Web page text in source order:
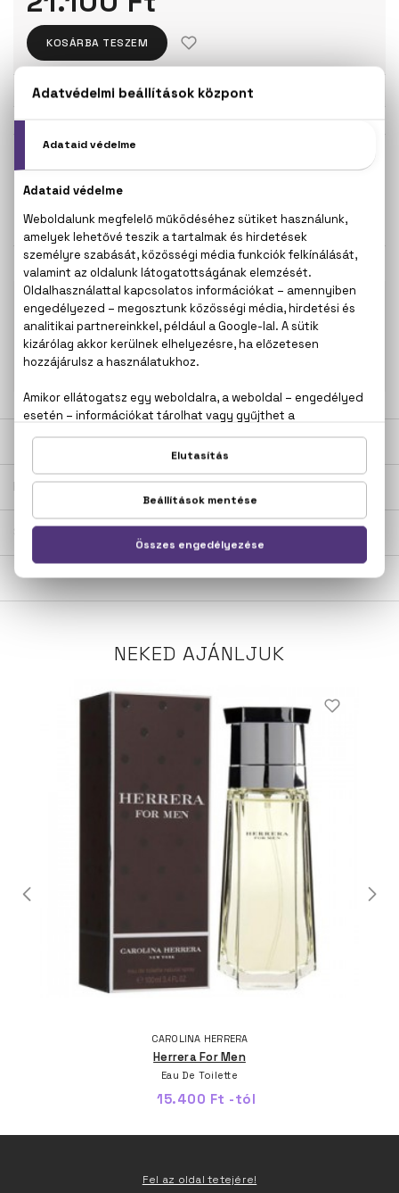
KOSÁRBA TESZEM
Törzsvásárlóknak csak:20.045 Ft
Teszter 100 ml
100 ml
KAPCSOLÓDÓ TERMÉKEK
100% eredeti termékek,14 napos visszaküldési
garanciával
Kérdésed van, elakadtál? Hívd ügyfélszolgálatunkat:
20 267 5125
LEÍRÁS
ÉRTÉKELÉSEK (0)
SZÁLLÍTÁS
NEKED AJÁNLJUK
CAROLINA HERRERA
Herrera For Men
Eau De Toilette
15.400 Ft -tól
Fel az oldal tetejére!